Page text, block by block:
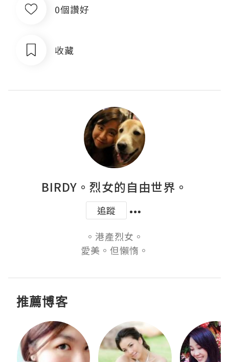
0個讚好
收藏
BIRDY。烈女的自由世界。
追蹤
。港產烈女。
愛美。但懶惰。
推薦博客